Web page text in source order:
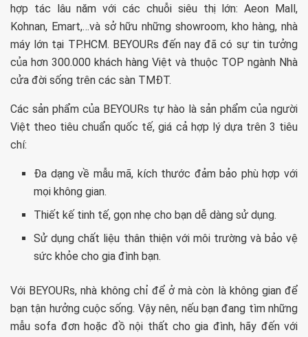
hợp tác lâu năm với các chuỗi siêu thị lớn: Aeon Mall,
Kohnan, Emart,…và sở hữu những showroom, kho hàng, nhà
máy lớn tại TP.HCM. BEYOURs đến nay đã có sự tin tưởng
của hơn 300.000 khách hàng Việt và thuộc TOP ngành Nhà
cửa đời sống trên các sàn TMĐT.
Các sản phẩm của BEYOURs tự hào là sản phẩm của người
Việt theo tiêu chuẩn quốc tế, giá cả hợp lý dựa trên 3 tiêu
chí:
Đa dạng về mẫu mã, kích thước đảm bảo phù hợp với
mọi không gian.
Thiết kế tinh tế, gọn nhẹ cho bạn dễ dàng sử dụng.
Sử dụng chất liệu thân thiện với môi trường và bảo vệ
sức khỏe cho gia đình bạn.
Với BEYOURs, nhà không chỉ để ở mà còn là không gian để
bạn tận hưởng cuộc sống. Vậy nên, nếu bạn đang tìm những
mẫu sofa đơn hoặc đồ nội thất cho gia đình, hãy đến với